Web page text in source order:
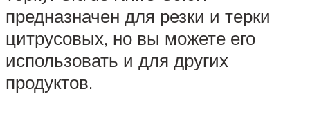
предназначен для резки и терки
цитрусовых, но вы можете его
использовать и для других
продуктов.